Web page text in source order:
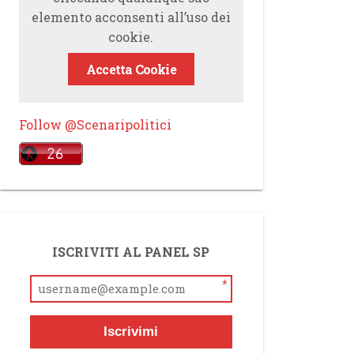
elemento acconsenti all’uso dei
cookie.
Accetta Cookie
Follow @Scenaripolitici
ISCRIVITI AL PANEL SP
*
Iscrivimi